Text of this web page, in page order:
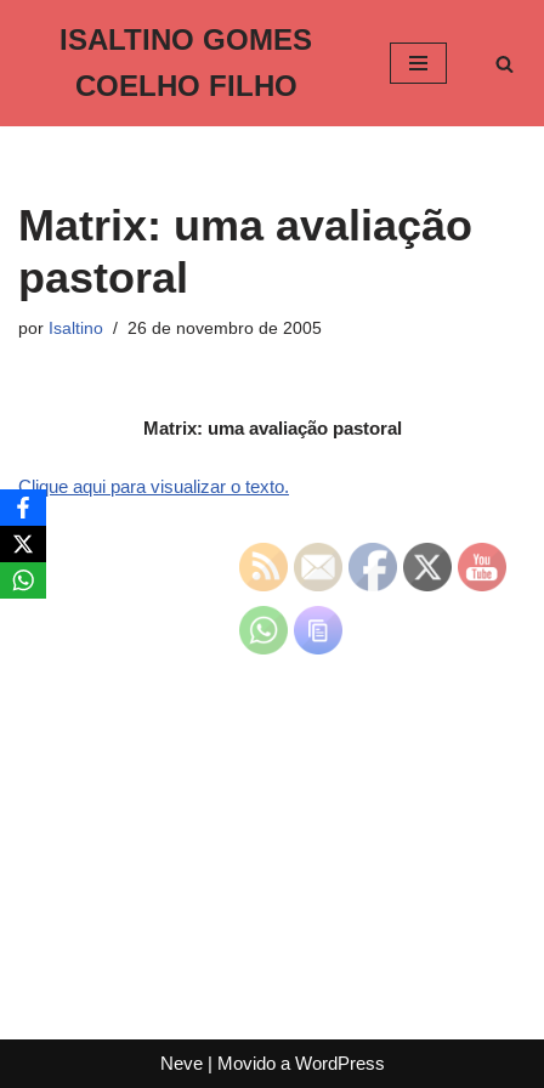
o
ISALTINO GOMES
COELHO FILHO
Matrix: uma avaliação
pastoral
por Isaltino 26 de novembro de 2005
Matrix: uma avaliação pastoral
Clique aqui para visualizar o texto.
Neve| Movido a WordPress